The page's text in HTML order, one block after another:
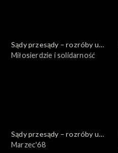
Sądy przesądy – rozróby u
Kuby
Miłosierdzie i solidarność
Sądy przesądy – rozróby u
Kuby
Marzec'68